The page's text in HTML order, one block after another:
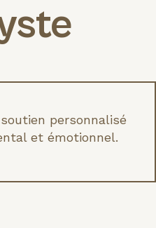
personnalisé
et émotionnel.